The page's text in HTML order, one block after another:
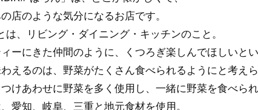
店のような気分になるお店です。
は、リビング・ダイニング・キッチンのこと。
ーにきた仲間のように、くつろぎ楽しんでほしいと
えるのは、野菜がたくさん食べられるようにと考えら
けあわせに野菜を多く使用し、一緒に野菜を食べら
愛知、岐阜、三重と地元食材を使用。